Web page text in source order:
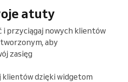
atuty
i przyciągaj nowych klientów
aby
zasięg
klientów dzięki widgetom